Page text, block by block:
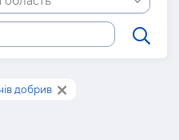
добрив